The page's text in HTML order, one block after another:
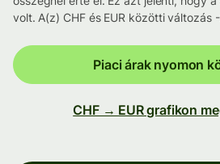
volt. A(z) CHF és EUR közötti változás
Piaci árak nyomon
CHF → EUR grafikon